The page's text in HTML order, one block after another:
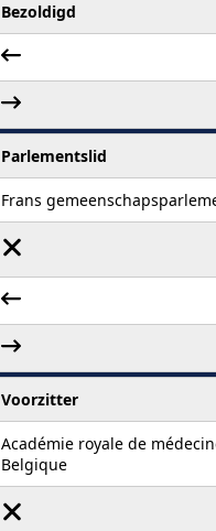
Bezoldigd
Parlementslid
Frans
Voorzitter
Académie royale de
Belgique